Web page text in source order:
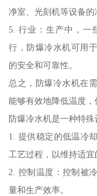
净室、光刻机等设备的
5. 行业：生产中，一
行，防爆冷水机可用
的安全和可靠性。
总之，防爆冷水机在
能够有效地降低温度，
防爆冷水机是一种特
1. 提供稳定的低温冷
工艺过程，以维持适宜
2. 控制温度：控制被
量和生产效率。